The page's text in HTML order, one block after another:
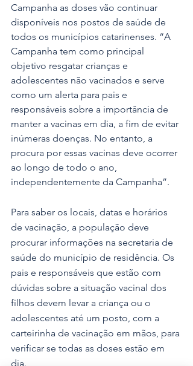
Campanha as doses vão continuar
disponíveis nos postos de saúde de
todos os municípios catarinenses. “A
Campanha tem como principal
objetivo resgatar crianças e
adolescentes não vacinados e serve
como um alerta para pais e
responsáveis sobre a importância de
manter a vacinas em dia, a fim de evitar
inúmeras doenças. No entanto, a
procura por essas vacinas deve ocorrer
ao longo de todo o ano,
independentemente da Campanha”.
Para saber os locais, datas e horários
de vacinação, a população deve
procurar informações na secretaria de
saúde do município de residência. Os
pais e responsáveis que estão com
dúvidas sobre a situação vacinal dos
filhos devem levar a criança ou o
adolescentes até um posto, com a
carteirinha de vacinação em mãos, para
verificar se todas as doses estão em
dia.